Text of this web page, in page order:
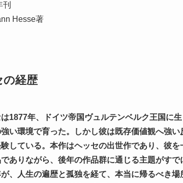
刊
Hesse著
の経歴
1877年、ドイツ帝国ヴュルテンベルク王国に
い環境で育った。しかし彼は既存価値観へ強
している。本作はヘッセの出世作であり、彼
ありながら、後年の作品群に通じる主題がす
、人生の遍歴と孤独を経て、本当に帰るべき